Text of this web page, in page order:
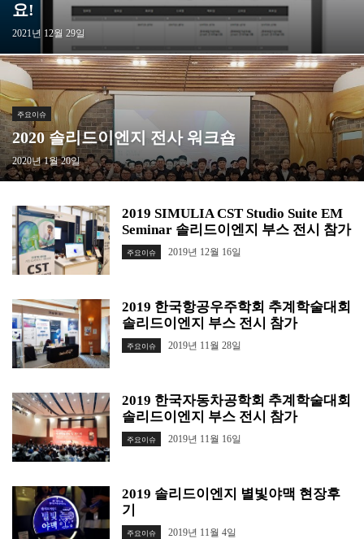
요!
2021년 12월 29일
주요이슈
2020 솔리드이엔지 전사 워크숍
2020년 1월 20일
2019 SIMULIA CST Studio Suite EM
Seminar 솔리드이엔지 부스 전시 참가
주요이슈 2019년 12월 16일
2019 한국항공우주학회 추계학술대회
솔리드이엔지 부스 전시 참가
주요이슈 2019년 11월 28일
2019 한국자동차공학회 추계학술대회
솔리드이엔지 부스 전시 참가
주요이슈 2019년 11월 16일
2019 솔리드이엔지 별빛야맥 현장후
기
주요이슈 2019년 11월 4일